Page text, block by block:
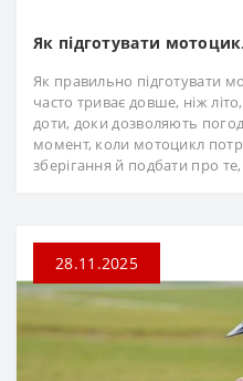
Як підготувати
Як правильно підготувати
часто триває довше, ніж
доти, доки дозволяють
момент, коли мотоцикл
зберігання й подбати про
28.11.2025